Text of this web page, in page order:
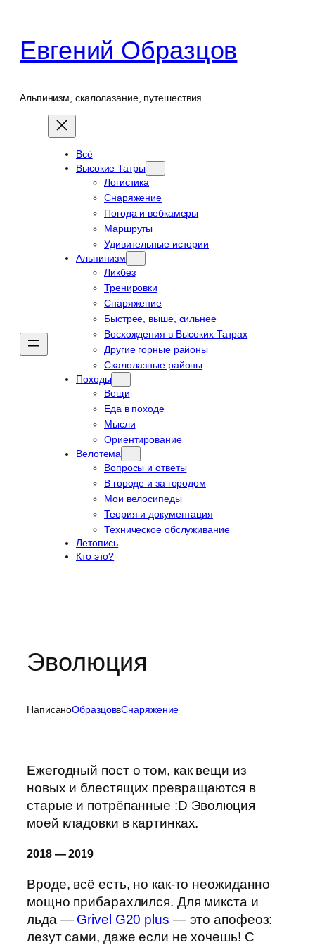
содержимому
Евгений Образцов
Альпинизм, скалолазание, путешествия
Всё
Высокие Татры
Логистика
Снаряжение
Погода и вебкамеры
Маршруты
Удивительные истории
Альпинизм
Ликбез
Тренировки
Снаряжение
Быстрее, выше, сильнее
Восхождения в Высоких Татрах
Другие горные районы
Скалолазные районы
Походы
Вещи
Еда в походе
Мысли
Ориентирование
Велотема
Вопросы и ответы
В городе и за городом
Мои велосипеды
Теория и документация
Техническое обслуживание
Летопись
Кто это?
Эволюция
НаписаноОбразцоввCнаряжение
Ежегодный пост о том, как вещи из
новых и блестящих превращаются в
старые и потрёпанные :D Эволюция
моей кладовки в картинках.
2018 — 2019
Вроде, всё есть, но как-то неожиданно
мощно прибарахлился. Для микста и
льда — Grivel G20 plus — это апофеоз:
лезут сами, даже если не хочешь! С